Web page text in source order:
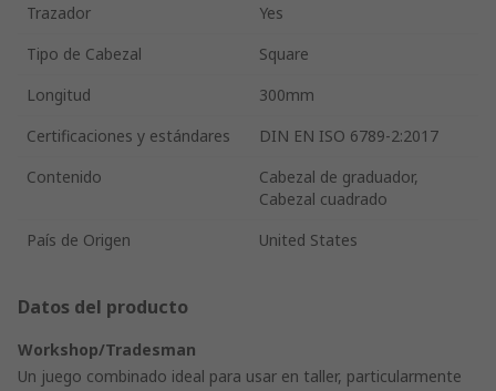
Trazador
Yes
Tipo de Cabezal
Square
Longitud
300mm
Certificaciones y estándares
DIN EN ISO 6789-2:2017
Contenido
Cabezal de graduador,
Cabezal cuadrado
País de Origen
United States
Datos del producto
Workshop/Tradesman
Un juego combinado ideal para usar en taller, particularmente